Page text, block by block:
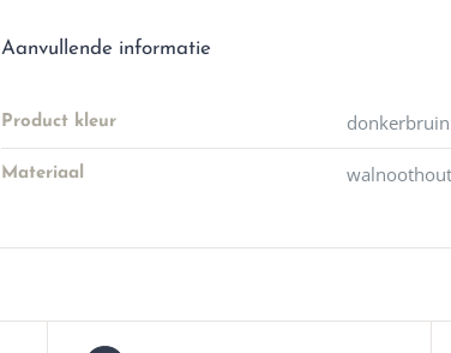
Aanvullende informatie
Product kleur donkerbruin
Materiaal walnoothout